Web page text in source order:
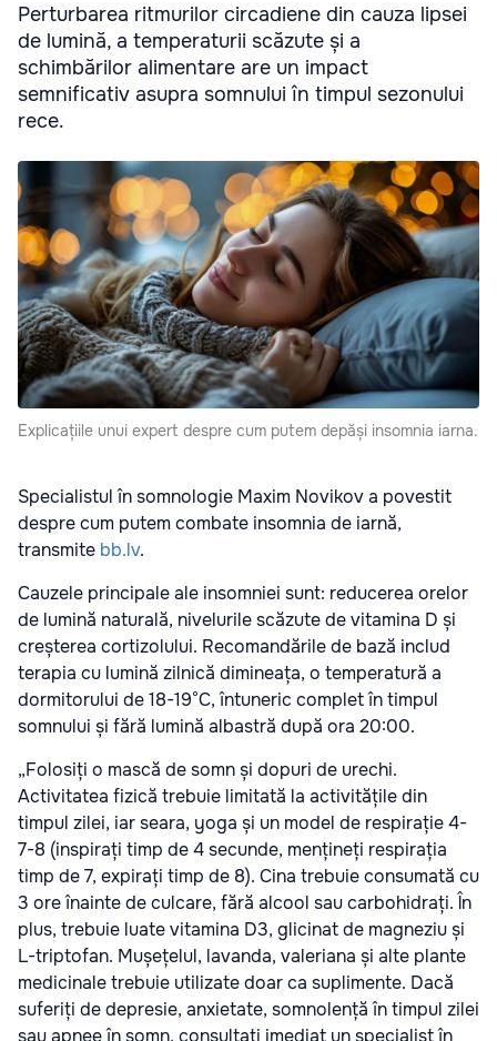
Perturbarea ritmurilor circadiene din cauza lipsei
de lumină, a temperaturii scăzute și a
schimbărilor alimentare are un impact
semnificativ asupra somnului în timpul sezonului
rece.
Explicațiile unui expert despre cum putem depăși insomnia iarna.
Specialistul în somnologie Maxim Novikov a povestit
despre cum putem combate insomnia de iarnă,
transmite bb.lv.
Cauzele principale ale insomniei sunt: reducerea orelor
de lumină naturală, nivelurile scăzute de vitamina D și
creșterea cortizolului. Recomandările de bază includ
terapia cu lumină zilnică dimineața, o temperatură a
dormitorului de 18-19°C, întuneric complet în timpul
somnului și fără lumină albastră după ora 20:00.
„Folosiți o mască de somn și dopuri de urechi.
Activitatea fizică trebuie limitată la activitățile din
timpul zilei, iar seara, yoga și un model de respirație 4-
7-8 (inspirați timp de 4 secunde, mențineți respirația
timp de 7, expirați timp de 8). Cina trebuie consumată cu
3 ore înainte de culcare, fără alcool sau carbohidrați. În
plus, trebuie luate vitamina D3, glicinat de magneziu și
L-triptofan. Mușețelul, lavanda, valeriana și alte plante
medicinale trebuie utilizate doar ca suplimente. Dacă
suferiți de depresie, anxietate, somnolență în timpul zilei
sau apnee în somn, consultați imediat un specialist în